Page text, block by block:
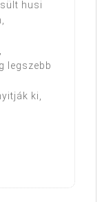
husi
legszebb
ki,